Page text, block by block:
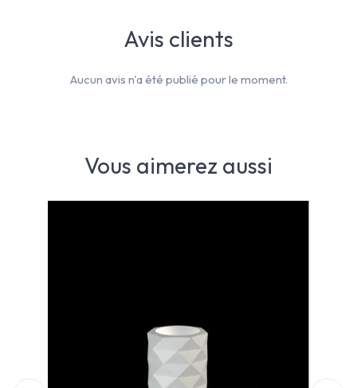
Vous aimerez aussi
Avis clients
Aucun avis n'a été publié pour le moment.